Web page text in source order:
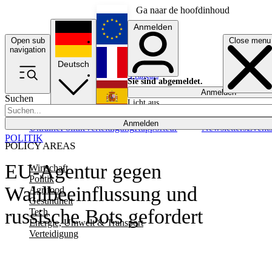
Ga naar de hoofdinhoud
Open sub
navigation
Close menu
Suchen
Anmelden
POLICY AREAS
Wirtschaft
Politik
Agrifood
Gesundheit
Tech
Energie, Umwelt & Transport
Verteidigung
UkrainePolitikVerteidigungRapporteur NewslettersEvents
Deutsch
English
Français
Anmelden
Sie sind abgemeldet.
Anmelden
Licht aus
EU-Agentur gegen
Wahlbeeinflussung und
russische Bots gefordert
POLITIK